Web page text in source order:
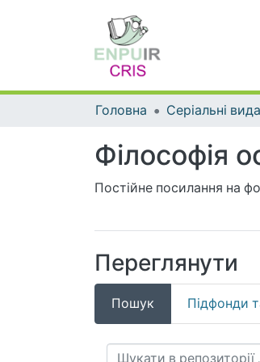
Головна
Філософія
Постійне посилання на
Переглянути
Пошук Підфонди